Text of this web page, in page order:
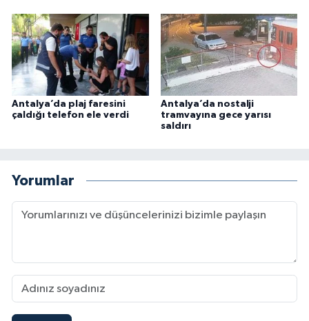
Antalya’da plaj faresini
çaldığı telefon ele verdi
Antalya’da nostalji
tramvayına gece yarısı
saldırı
Yorumlar